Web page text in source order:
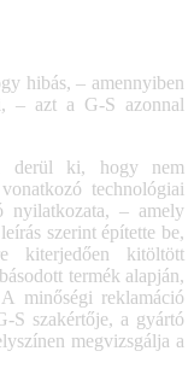
hibás, – amennyiben
– azt a G-S azonnal
derül ki, hogy nem
technológiai
nyilatkozata, – amely
szerint építette be,
kiterjedően kitöltött
termék alapján,
minőségi reklamáció
S szakértője, a gyártó
megvizsgálja a